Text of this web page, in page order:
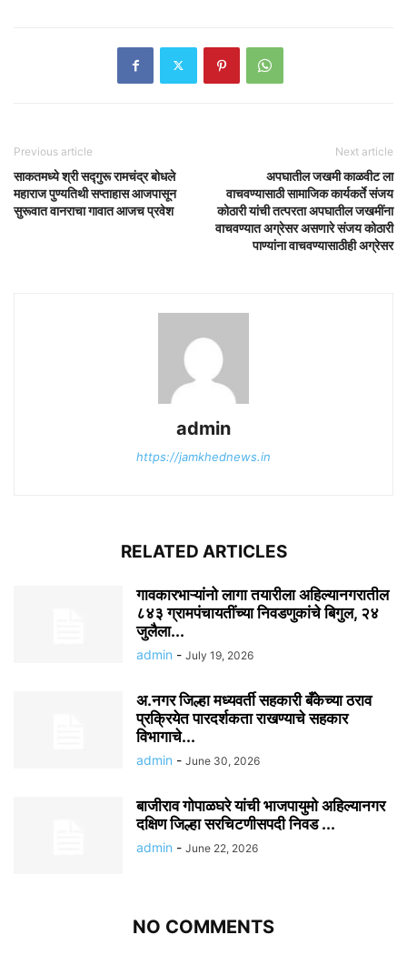
Previous article
साकतमध्ये श्री सद्गुरू रामचंद्र बोधले
महाराज पुण्यतिथी सप्ताहास आजपासून
सुरूवात वानराचा गावात आजच प्रवेश
Next article
अपघातील जखमी काळवीट ला
वाचवण्यासाठी सामाजिक कार्यकर्ते संजय
कोठारी यांची तत्परता अपघातील जखमींना
वाचवण्यात अग्रेसर असणारे संजय कोठारी
पाण्यांना वाचवण्यासाठीही अग्रेसर
admin
https://jamkhednews.in
RELATED ARTICLES
गावकारभाऱ्यांनो लागा तयारीला अहिल्यानगरातील
८४३ ग्रामपंचायतींच्या निवडणुकांचे बिगुल, २४
जुलैला...
admin - July 19, 2026
अ.नगर जिल्हा मध्यवर्ती सहकारी बँकेच्या ठराव
प्रक्रियेत पारदर्शकता राखण्याचे सहकार
विभागाचे...
admin - June 30, 2026
बाजीराव गोपाळघरे यांची भाजपायुमो अहिल्यानगर
दक्षिण जिल्हा सरचिटणीसपदी निवड ...
admin - June 22, 2026
NO COMMENTS